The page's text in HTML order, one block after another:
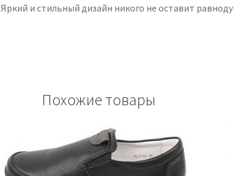
Яркий и стильный дизайн никого не оставит
Похожие товары